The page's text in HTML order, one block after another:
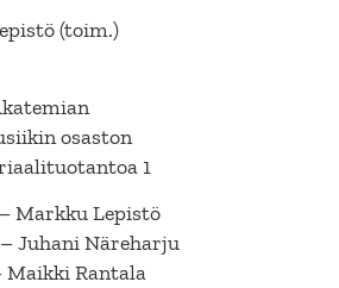
(toim.)
osaston
1
Markku Lepistö
Juhani Näreharju
Maikki Rantala